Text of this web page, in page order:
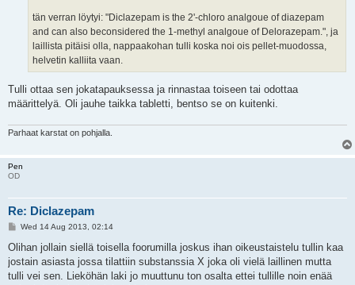
tän verran löytyi: "Diclazepam is the 2'-chloro analgoue of diazepam
and can also beconsidered the 1-methyl analgoue of Delorazepam.", ja
laillista pitäisi olla, nappaakohan tulli koska noi ois pellet-muodossa,
helvetin kalliita vaan.
Tulli ottaa sen jokatapauksessa ja rinnastaa toiseen tai odottaa
määrittelyä. Oli jauhe taikka tabletti, bentso se on kuitenki.
Parhaat karstat on pohjalla.
Pen
OD
Re: Diclazepam
P
s
Wed 14 Aug 2013, 02:14
Olihan jollain siellä toisella foorumilla joskus ihan oikeustaistelu tullin kaa
jostain asiasta jossa tilattiin substanssia X joka oli vielä laillinen mutta
tulli vei sen. Lieköhän laki jo muuttunu ton osalta ettei tullille noin enää